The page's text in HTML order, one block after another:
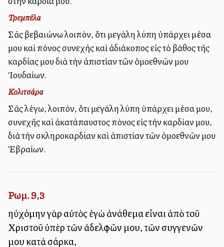
Τρεμπέλα
Σᾶς βεβαιώνω λοιπόν, ὅτι μεγάλη λύπη ὑπάρχει μέσα
μου καὶ πόνος συνεχὴς καὶ ἀδιάκοπος εἰς τὸ βάθος τῆς
καρδίας μου διὰ τὴν ἀπιστίαν τῶν ὁμοεθνῶν μου
Ἰουδαίων.
Κολιτσάρα
Σᾶς λέγω, λοιπόν, ὅτι μεγάλη λύπη ὑπάρχει μέσα μου,
συνεχῆς καὶ ἀκατάπαυστος πόνος εἰς τὴν καρδίαν μου,
διὰ τὴν σκληροκαρδίαν καὶ ἀπιστίαν τῶν ὁμοεθνῶν μου
Ἑβραίων.
Ρωμ. 9,3
ηὐχόμην γὰρ αὐτὸς ἐγὼ ἀνάθεμα εἶναι ἀπὸ τοῦ
Χριστοῦ ὑπὲρ τῶν ἀδελφῶν μου, τῶν συγγενῶν
μου κατὰ σάρκα,